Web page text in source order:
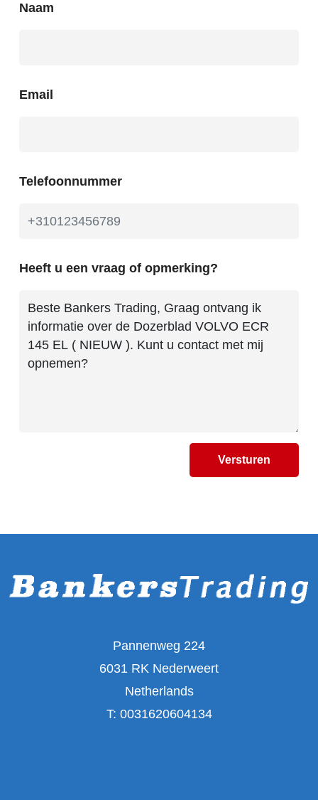
Naam
Email
Telefoonnummer
Heeft u een vraag of opmerking?
Versturen
Pannenweg 224
6031 RK Nederweert
Netherlands
T: 0031620604134